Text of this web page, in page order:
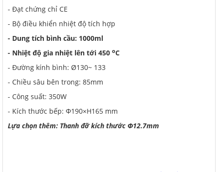
- Đạt chứng chỉ CE
- Bộ điều khiển nhiệt độ tích hợp
- Dung tích bình cầu: 1000ml
- Nhiệt độ gia nhiệt lên tới 450 oC
- Đường kính bình: Ø130~ 133
- Chiều sâu bên trong: 85mm
- Công suất: 350W
- Kích thước bếp: Φ190×H165 mm
Lựa chọn thêm: Thanh đỡ kích thước Φ12.7mm